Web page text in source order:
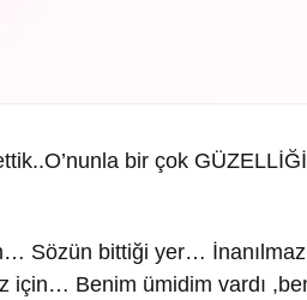
bir çok
Sözün bittiği yer…
için… Benim ümidim vardı